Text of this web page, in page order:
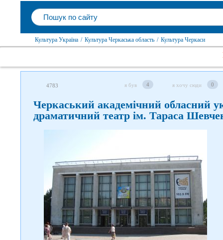
Культура Україна / Культура Черкаська область / Культура Черкаси
4783 я був 4 я хочу сюди 0
Черкаський академічний обласний
драматичний театр ім. Тараса
Слідкуйте за нами в
соцмережах